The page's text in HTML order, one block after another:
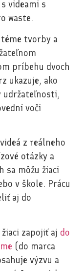
videami s
waste.
téme tvorby a
príbehu dvoch
ukazuje, ako
udržateľnosti,
voči
z reálneho
otázky a
sa môžu žiaci
v škole. Prácu
aj do
zapojiť aj do
(do marca
výzvu a